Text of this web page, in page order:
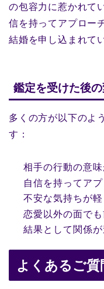
の包容力に惹かれて
信を持ってアプロー
結婚を申し込まれて
鑑定を受けた後
多くの方が以下のよ
す：
相手の行動の意
自信を持ってア
不安な気持ちが
恋愛以外の面で
結果として関係
よくあるご質